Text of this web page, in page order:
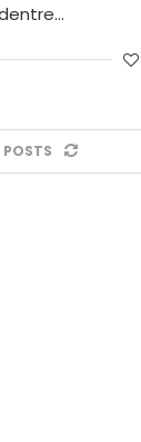
POSTS